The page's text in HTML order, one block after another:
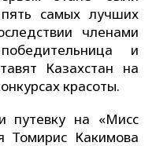
самых лучших
членами
и
Казахстан на
красоты.
путевку на «Мисс
Томирис Какимова